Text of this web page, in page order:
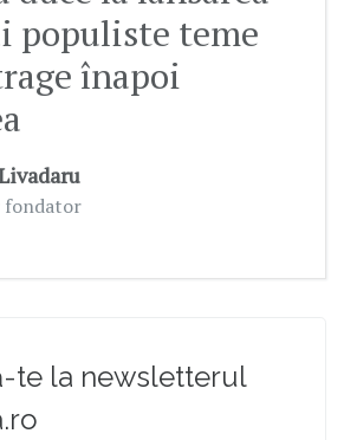
populiste teme
înapoi
te la newsletterul